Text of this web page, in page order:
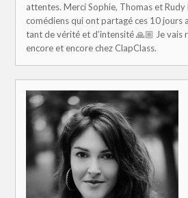
attentes. Merci Sophie, Thomas et
comédiens qui ont partagé ces 10 jours
tant de vérité et d’intensité 🙏🏼 Je vais
encore et encore chez ClapClass.